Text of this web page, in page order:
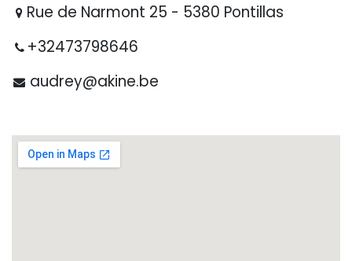
Rue de Narmont 25 - 5380 Pontillas
+32473798646
audrey@akine.be